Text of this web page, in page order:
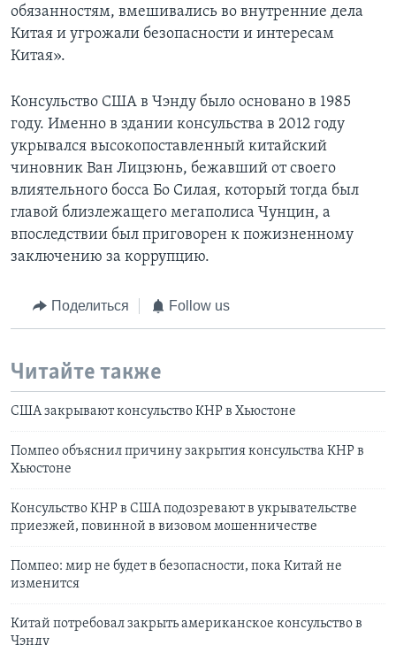
обязанностям, вмешивались во внутренние дела
Китая и угрожали безопасности и интересам
Китая».
Консульство США в Чэнду было основано в 1985
году. Именно в здании консульства в 2012 году
укрывался высокопоставленный китайский
чиновник Ван Лицзюнь, бежавший от своего
влиятельного босса Бо Силая, который тогда был
главой близлежащего мегаполиса Чунцин, а
впоследствии был приговорен к пожизненному
заключению за коррупцию.
Поделиться Follow us
Читайте также
США закрывают консульство КНР в Хьюстоне
Помпео объяснил причину закрытия консульства КНР в
Хьюстоне
Консульство КНР в США подозревают в укрывательстве
приезжей, повинной в визовом мошенничестве
Помпео: мир не будет в безопасности, пока Китай не
изменится
Китай потребовал закрыть американское консульство в
Чэнду